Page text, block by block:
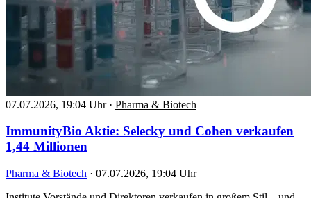
07.07.2026, 19:04 Uhr · Pharma & Biotech
ImmunityBio Aktie: Selecky und Cohen verkaufen
1,44 Millionen
Pharma & Biotech · 07.07.2026, 19:04 Uhr